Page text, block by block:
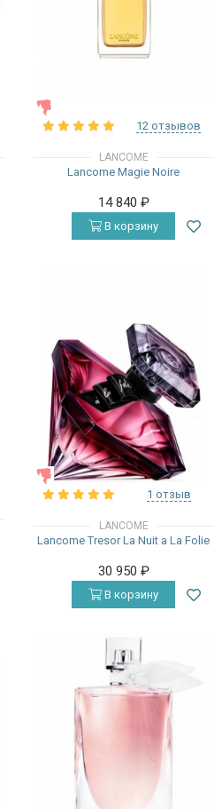
12 отзывов
LANCOME
Lancome Magie Noire
14 840 ₽
В корзину
ЖЕНСКИЕ
1 отзыв
LANCOME
Lancome Tresor La Nuit a La Folie
30 950 ₽
В корзину